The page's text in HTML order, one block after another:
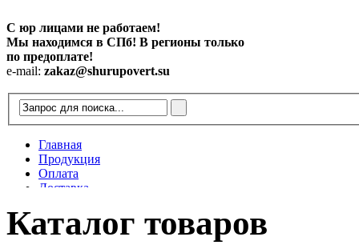
С юр лицами не работаем!
Мы находимся в СПб! В регионы только
по предоплате!
e-mail: zakaz@shurupovert.su
Главная
Продукция
Оплата
Доставка
Статьи
Каталог товаров